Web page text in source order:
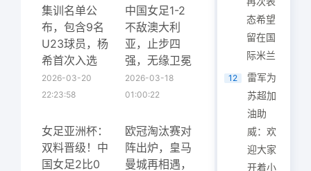
集训名单公
布，包含9名
U23球员，杨
希首次入选
2026-03-20
22:23:58
中国女足1-2
不敌澳大利
亚，止步四
强，无缘卫冕
2026-03-18
01:00:22
女足亚洲杯：
双料晋级！中
国女足2比0
欧冠淘汰赛对
阵出炉，皇马
曼城再相遇，
态希望
留在国
际米兰
12
雷军为
苏超加
油助
威：欢
迎大家
开着小